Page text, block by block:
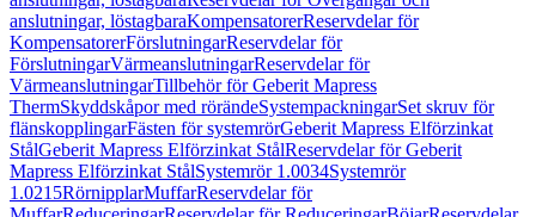
anslutningar, löstagbaraKompensatorerReservdelar för
KompensatorerFörslutningarReservdelar för
FörslutningarVärmeanslutningarReservdelar för
VärmeanslutningarTillbehör för Geberit Mapress
ThermSkyddskåpor med rörändeSystempackningarSet skruv för
flänskopplingarFästen för systemrörGeberit Mapress Elförzinkat
StålGeberit Mapress Elförzinkat StålReservdelar för Geberit
Mapress Elförzinkat StålSystemrör 1.0034Systemrör
1.0215RörnipplarMuffarReservdelar för